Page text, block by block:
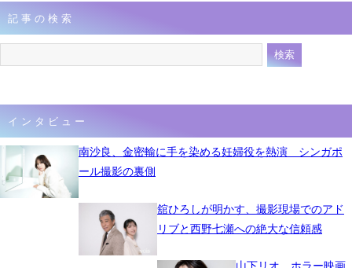
記事の検索
インタビュー
南沙良、金密輸に手を染める妊婦役を熱演 シンガポ
ール撮影の裏側
舘ひろしが明かす、撮影現場でのアド
リブと西野七瀬への絶大な信頼感